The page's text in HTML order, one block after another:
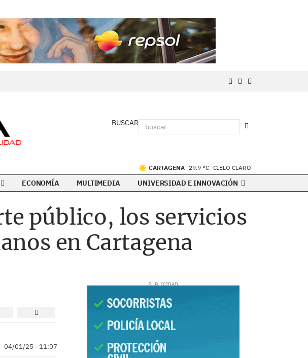
BUSCAR
CARTAGENA 29.9 °C CIELO CLARO
ECONOMÍA MULTIMEDIA UNIVERSIDAD E INNOVACIÓN
público, los servicios
en Cartagena
04/01/25 - 11:07